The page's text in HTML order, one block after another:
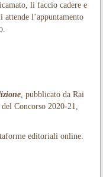
li faccio cadere e
l’appuntamento
, pubblicato da Rai
Concorso 2020-21,
editoriali online.